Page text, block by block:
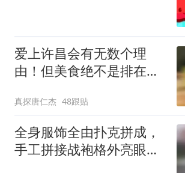
爱上许昌会有无数个理
由！但美食绝不是排在第
真探唐仁杰 48跟贴
全身服饰全由扑克拼成，
手工拼接战袍格外亮眼，